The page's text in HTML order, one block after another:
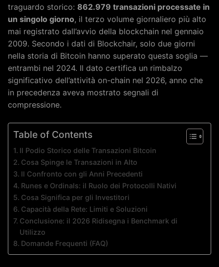
traguardo storico: 862.979 transazioni processate in
un singolo giorno, il terzo volume giornaliero più alto
mai registrato dall’avvio della blockchain nel gennaio
2009. Secondo i dati di Blockchair, solo due giorni
nella storia di Bitcoin hanno superato questa soglia —
entrambi nel 2024. Il dato certifica un rimbalzo
significativo dell’attività on-chain nel 2026, anno che
in precedenza aveva mostrato segnali di
compressione.
Table of Contents
Il Podio Storico delle Transazioni Bitcoin
Cosa Spinge le Transazioni in Alto
Il Confronto con gli Anni Precedenti
Runes e Ordinals: il Ruolo dei Protocolli Nativi
Cosa Significa per gli Investitori
Capacità della Rete: Limiti e Soluzioni
Conclusione: il 2026 Ridisegna i Benchmark di
Utilizzo
Domande Frequenti (FAQ)